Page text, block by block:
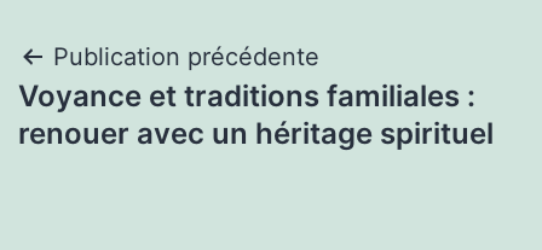
Navigation
de
Publication précédente
Voyance et traditions familiales :
renouer avec un héritage spirituel